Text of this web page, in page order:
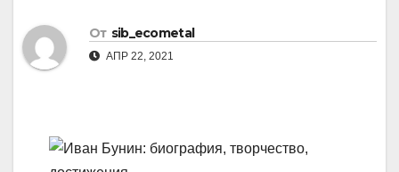
От sib_ecometal
АПР 22, 2021